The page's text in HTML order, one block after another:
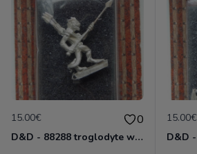
15.00€ 0
D&D - 88288 troglodyte with long Miniature - Donjons Dragons
15.00€